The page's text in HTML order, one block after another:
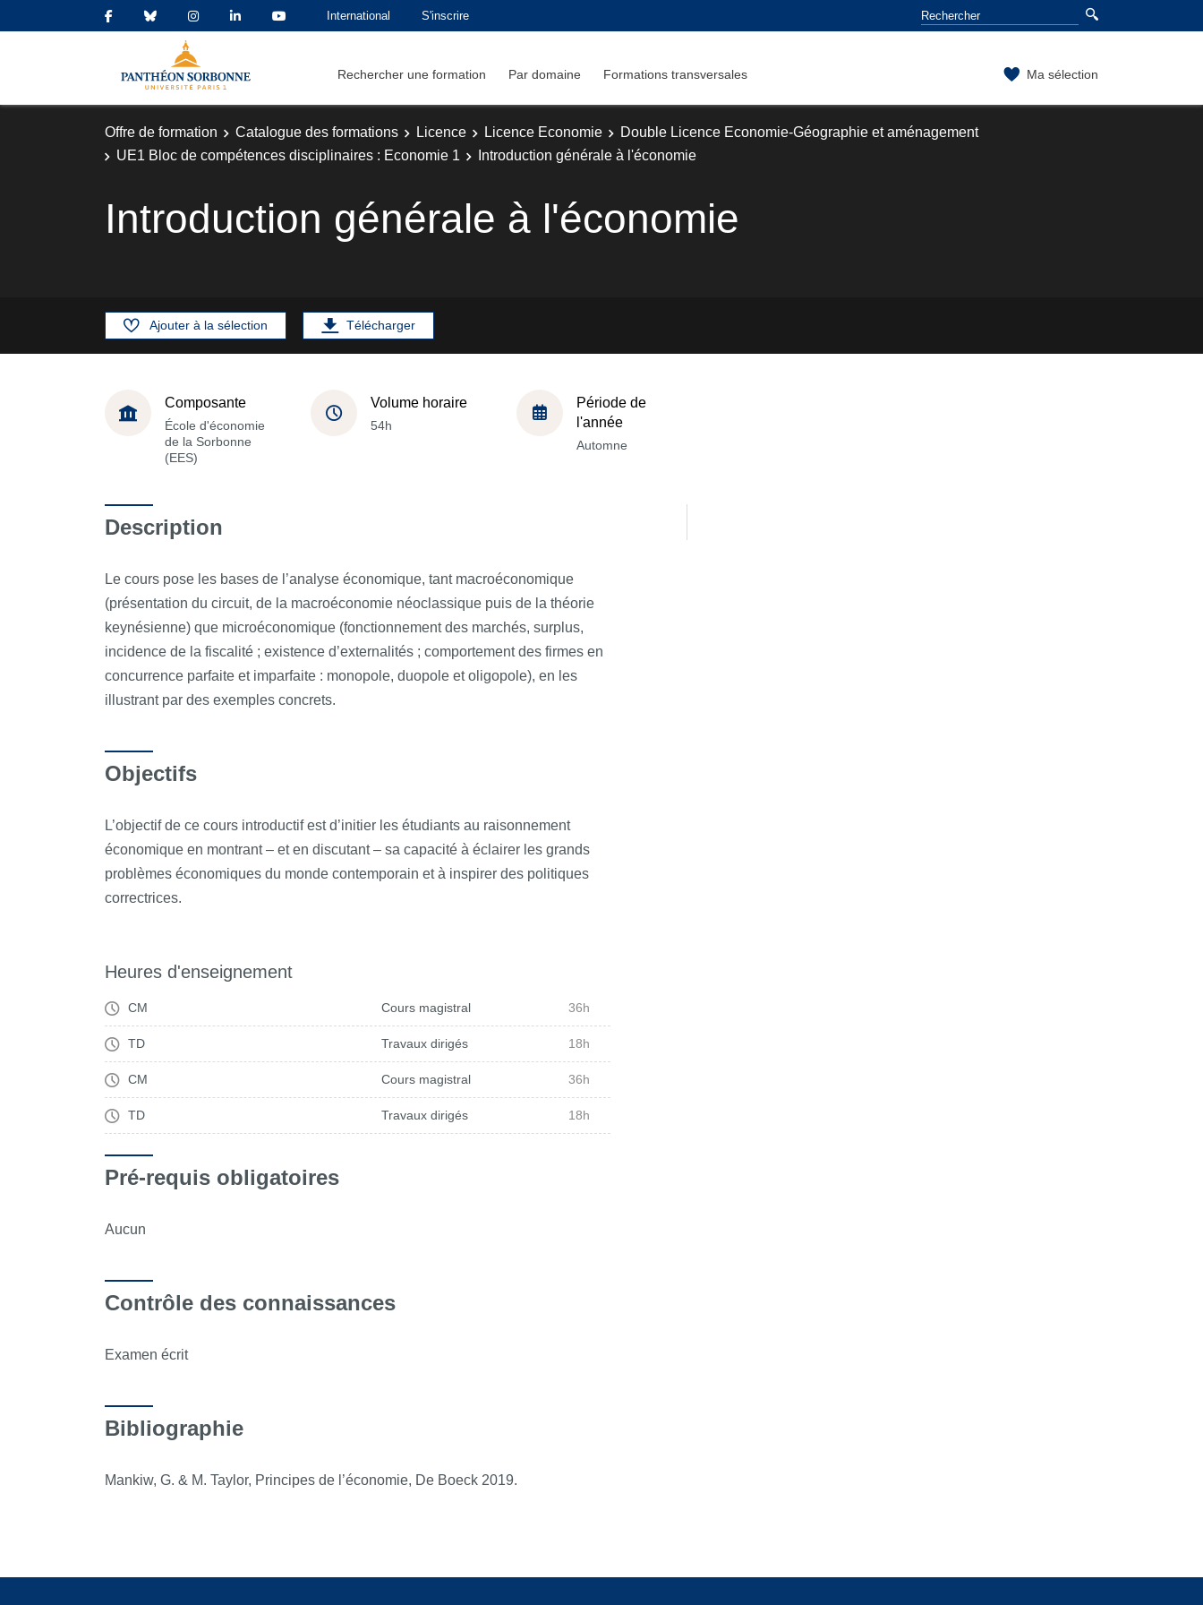
International S'inscrire
Rechercher une formation Par domaine Formations transversales Ma sélection
Offre de formation Catalogue des formations Licence Licence Economie
Double Licence Economie-Géographie et aménagement
UE1 Bloc de compétences disciplinaires : Economie 1
Introduction générale à l'économie
Introduction générale à l'économie
Ajouter à la sélection Télécharger
Composante
École d'économie
de la Sorbonne
(EES)
Volume horaire
54h
Période de
l'année
Automne
Description
Le cours pose les bases de l’analyse économique, tant macroéconomique
(présentation du circuit, de la macroéconomie néoclassique puis de la théorie
keynésienne) que microéconomique (fonctionnement des marchés, surplus,
incidence de la fiscalité ; existence d’externalités ; comportement des firmes en
concurrence parfaite et imparfaite : monopole, duopole et oligopole), en les
illustrant par des exemples concrets.
Objectifs
L’objectif de ce cours introductif est d’initier les étudiants au raisonnement
économique en montrant – et en discutant – sa capacité à éclairer les grands
problèmes économiques du monde contemporain et à inspirer des politiques
correctrices.
Heures d'enseignement
CM Cours magistral 36h
TD Travaux dirigés 18h
CM Cours magistral 36h
TD Travaux dirigés 18h
Pré-requis obligatoires
Aucun
Contrôle des connaissances
Examen écrit
Bibliographie
Mankiw, G. & M. Taylor, Principes de l’économie, De Boeck 2019.